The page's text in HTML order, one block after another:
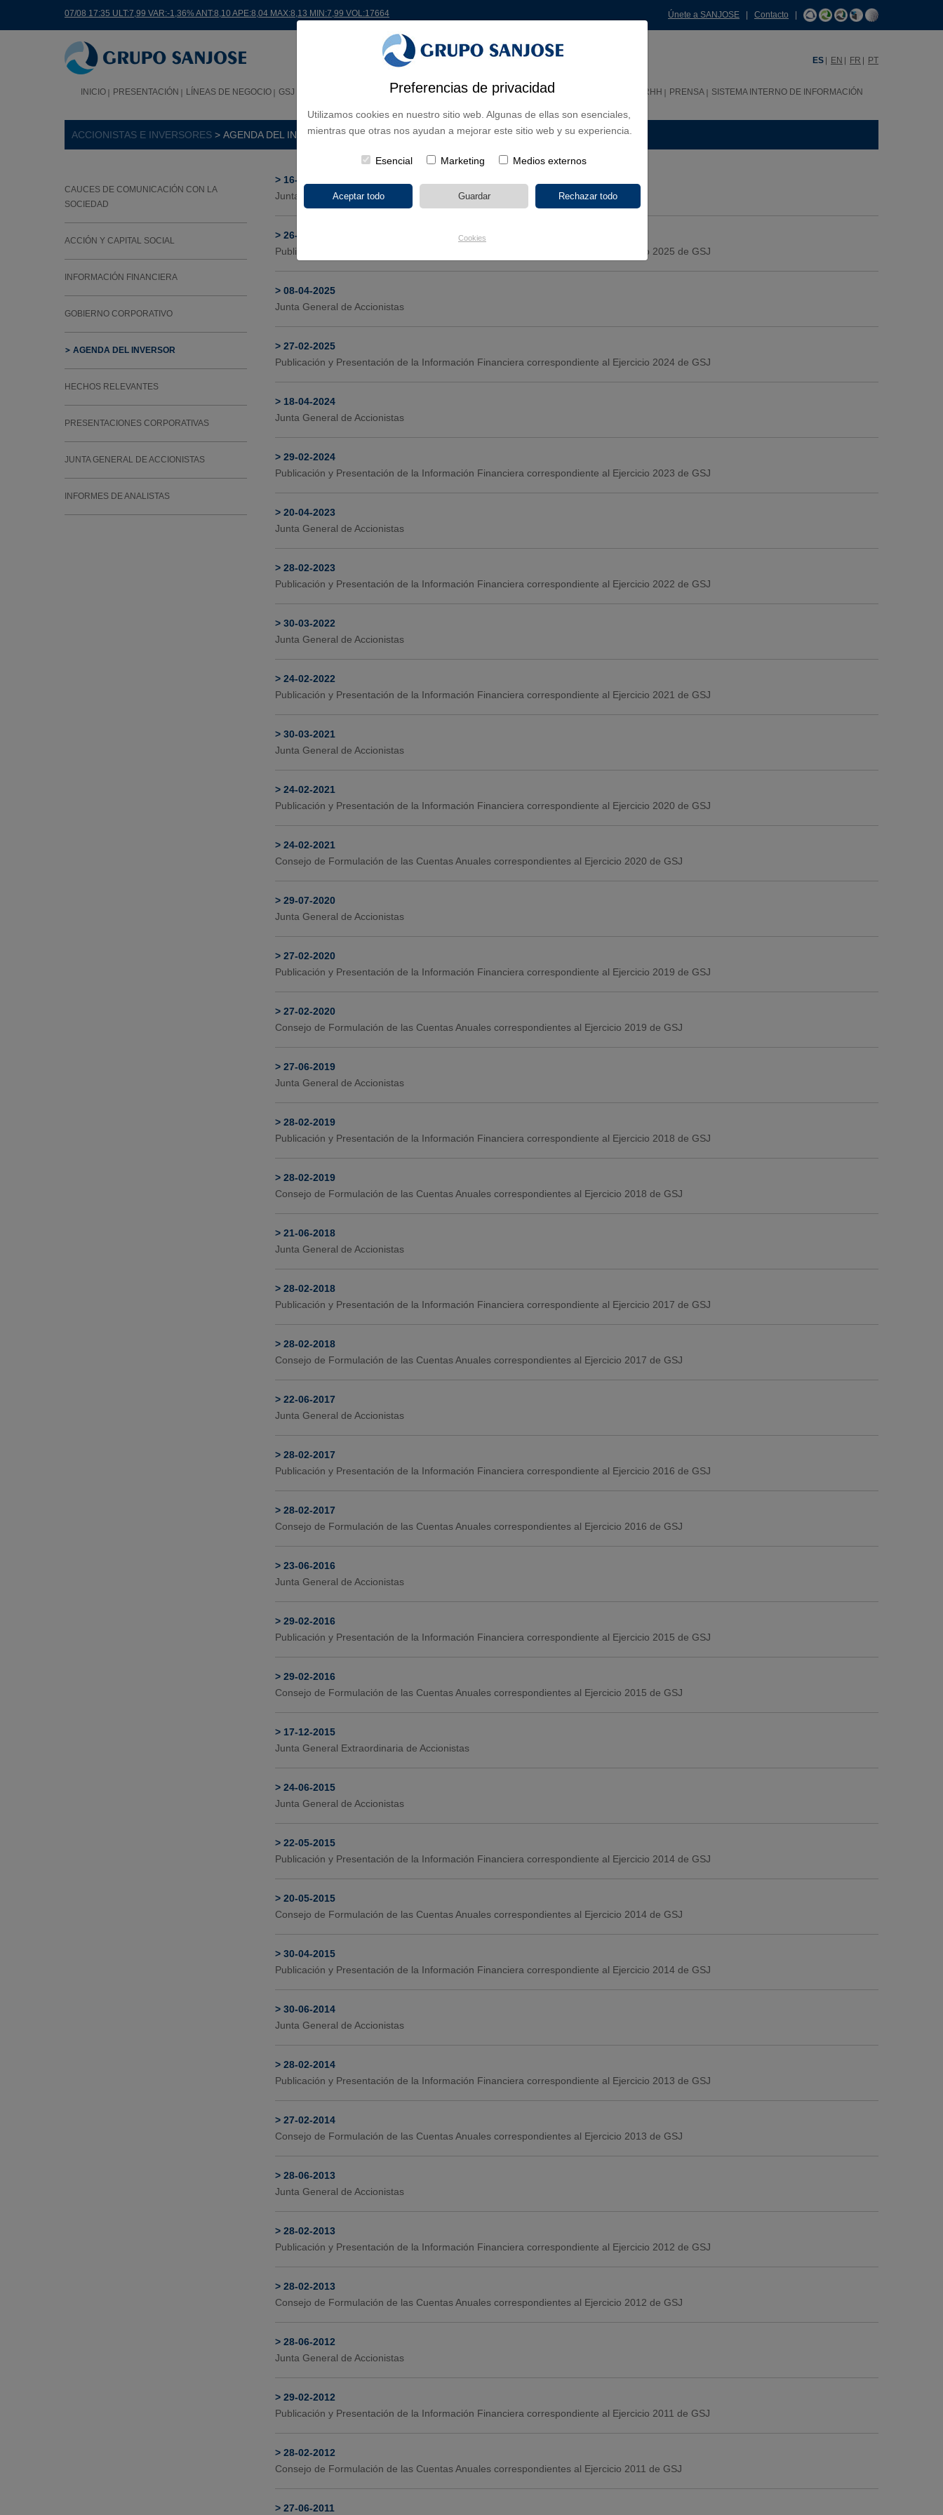
Preferencias de privacidad
Utilizamos cookies en nuestro sitio web. Algunas de ellas son esenciales,
mientras que otras nos ayudan a mejorar este sitio web y su experiencia.
Esencial Marketing Medios externos
Cookies
07/08 17:35 ULT:7,99 VAR:-1,36% ANT:8,10 APE:8,04 MAX:8,13 MIN:7,99 VOL:17664 Únete a SANJOSE Contacto
ES EN FR PT
INICIO PRESENTACIÓN LÍNEAS DE NEGOCIO GSJ EN EL MUNDO PROYECTOS ACCIONISTAS E INVERSORES INNOVACIÓN RRHH PRENSA SISTEMA INTERNO DE INFORMACIÓN
ACCIONISTAS E INVERSORES > AGENDA DEL INVERSOR
CAUCES DE COMUNICACIÓN CON LA
SOCIEDAD
ACCIÓN Y CAPITAL SOCIAL
INFORMACIÓN FINANCIERA
GOBIERNO CORPORATIVO
AGENDA DEL INVERSOR
HECHOS RELEVANTES
PRESENTACIONES CORPORATIVAS
JUNTA GENERAL DE ACCIONISTAS
INFORMES DE ANALISTAS
> 16-04-2026
Junta General de Accionistas
> 26-02-2026
Publicación y Presentación de la Información Financiera correspondiente al Ejercicio 2025 de GSJ
> 08-04-2025
Junta General de Accionistas
> 27-02-2025
Publicación y Presentación de la Información Financiera correspondiente al Ejercicio 2024 de GSJ
> 18-04-2024
Junta General de Accionistas
> 29-02-2024
Publicación y Presentación de la Información Financiera correspondiente al Ejercicio 2023 de GSJ
> 20-04-2023
Junta General de Accionistas
> 28-02-2023
Publicación y Presentación de la Información Financiera correspondiente al Ejercicio 2022 de GSJ
> 30-03-2022
Junta General de Accionistas
> 24-02-2022
Publicación y Presentación de la Información Financiera correspondiente al Ejercicio 2021 de GSJ
> 30-03-2021
Junta General de Accionistas
> 24-02-2021
Publicación y Presentación de la Información Financiera correspondiente al Ejercicio 2020 de GSJ
> 24-02-2021
Consejo de Formulación de las Cuentas Anuales correspondientes al Ejercicio 2020 de GSJ
> 29-07-2020
Junta General de Accionistas
> 27-02-2020
Publicación y Presentación de la Información Financiera correspondiente al Ejercicio 2019 de GSJ
> 27-02-2020
Consejo de Formulación de las Cuentas Anuales correspondientes al Ejercicio 2019 de GSJ
> 27-06-2019
Junta General de Accionistas
> 28-02-2019
Publicación y Presentación de la Información Financiera correspondiente al Ejercicio 2018 de GSJ
> 28-02-2019
Consejo de Formulación de las Cuentas Anuales correspondientes al Ejercicio 2018 de GSJ
> 21-06-2018
Junta General de Accionistas
> 28-02-2018
Publicación y Presentación de la Información Financiera correspondiente al Ejercicio 2017 de GSJ
> 28-02-2018
Consejo de Formulación de las Cuentas Anuales correspondientes al Ejercicio 2017 de GSJ
> 22-06-2017
Junta General de Accionistas
> 28-02-2017
Publicación y Presentación de la Información Financiera correspondiente al Ejercicio 2016 de GSJ
> 28-02-2017
Consejo de Formulación de las Cuentas Anuales correspondientes al Ejercicio 2016 de GSJ
> 23-06-2016
Junta General de Accionistas
> 29-02-2016
Publicación y Presentación de la Información Financiera correspondiente al Ejercicio 2015 de GSJ
> 29-02-2016
Consejo de Formulación de las Cuentas Anuales correspondientes al Ejercicio 2015 de GSJ
> 17-12-2015
Junta General Extraordinaria de Accionistas
> 24-06-2015
Junta General de Accionistas
> 22-05-2015
Publicación y Presentación de la Información Financiera correspondiente al Ejercicio 2014 de GSJ
> 20-05-2015
Consejo de Formulación de las Cuentas Anuales correspondientes al Ejercicio 2014 de GSJ
> 30-04-2015
Publicación y Presentación de la Información Financiera correspondiente al Ejercicio 2014 de GSJ
> 30-06-2014
Junta General de Accionistas
> 28-02-2014
Publicación y Presentación de la Información Financiera correspondiente al Ejercicio 2013 de GSJ
> 27-02-2014
Consejo de Formulación de las Cuentas Anuales correspondientes al Ejercicio 2013 de GSJ
> 28-06-2013
Junta General de Accionistas
> 28-02-2013
Publicación y Presentación de la Información Financiera correspondiente al Ejercicio 2012 de GSJ
> 28-02-2013
Consejo de Formulación de las Cuentas Anuales correspondientes al Ejercicio 2012 de GSJ
> 28-06-2012
Junta General de Accionistas
> 29-02-2012
Publicación y Presentación de la Información Financiera correspondiente al Ejercicio 2011 de GSJ
> 28-02-2012
Consejo de Formulación de las Cuentas Anuales correspondientes al Ejercicio 2011 de GSJ
> 27-06-2011